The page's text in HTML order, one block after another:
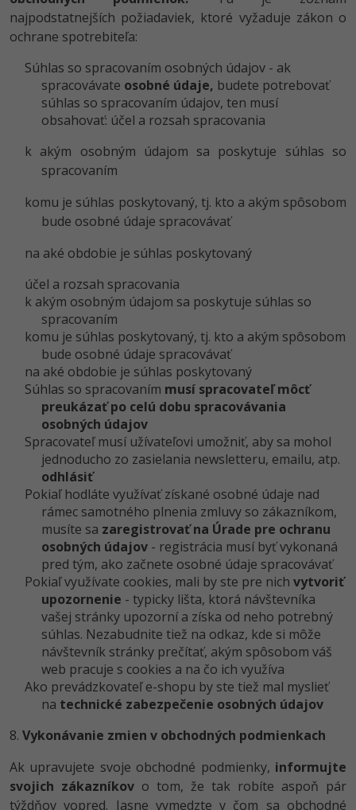
najpodstatnejších požiadaviek, ktoré vyžaduje zákon o
ochrane spotrebiteľa:
Súhlas so spracovaním osobných údajov - ak
spracovávate osobné údaje, budete potrebovať
súhlas so spracovaním údajov, ten musí
obsahovať: účel a rozsah spracovania
k akým osobným údajom sa poskytuje súhlas so
spracovaním
komu je súhlas poskytovaný, tj. kto a akým spôsobom
bude osobné údaje spracovávať
na aké obdobie je súhlas poskytovaný
účel a rozsah spracovania
k akým osobným údajom sa poskytuje súhlas so
spracovaním
komu je súhlas poskytovaný, tj. kto a akým spôsobom
bude osobné údaje spracovávať
na aké obdobie je súhlas poskytovaný
Súhlas so spracovaním musí spracovateľ môcť
preukázať po celú dobu spracovávania
osobných údajov
Spracovateľ musí užívateľovi umožniť, aby sa mohol
jednoducho zo zasielania newsletteru, emailu, atp.
odhlásiť
Pokiaľ hodláte využívať získané osobné údaje nad
rámec samotného plnenia zmluvy so zákazníkom,
musíte sa zaregistrovať na Úrade pre ochranu
osobných údajov - registrácia musí byť vykonaná
pred tým, ako začnete osobné údaje spracovávať
Pokiaľ využívate cookies, mali by ste pre nichvytvoriť
upozornenie - typicky lišta, ktorá návštevníka
vašej stránky upozorní a získa od neho potrebný
súhlas. Nezabudnite tiež na odkaz, kde si môže
návštevník stránky prečítať, akým spôsobom váš
web pracuje s cookies a na čo ich využíva
Ako prevádzkovateľ e-shopu by ste tiež mal myslieť
na technické zabezpečenie osobných údajov
8. Vykonávanie zmien v obchodných podmienkach
Ak upravujete svoje obchodné podmienky, informujte
svojich zákazníkov o tom, že tak robíte aspoň pár
týždňov vopred. Jasne vymedzte v čom sa obchodné